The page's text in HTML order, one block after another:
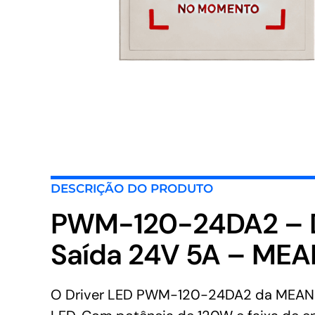
DESCRIÇÃO DO PRODUTO
PWM-120-24DA2 –
Saída 24V 5A –
O Driver LED PWM-120-24DA2 da